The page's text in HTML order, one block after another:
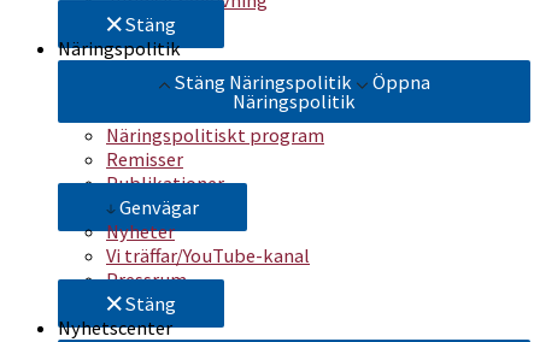
Stäng
Näringspolitik
Stäng Näringspolitik
Öppna
Näringspolitik
Näringspolitiskt program
Remisser
Publikationer
Genvägar
Nyheter
Vi träffar/YouTube-kanal
Pressrum
Stäng
Nyhetscenter